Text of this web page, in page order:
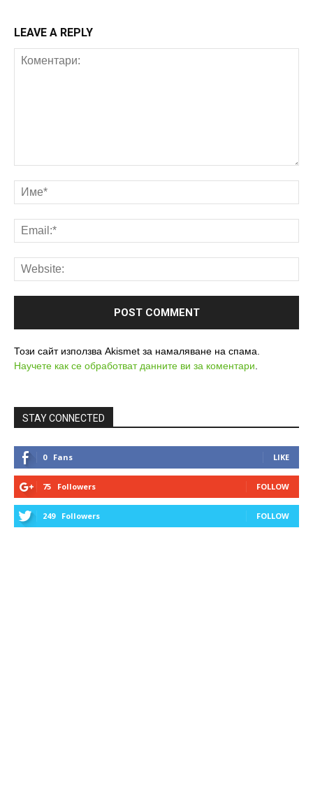
LEAVE A REPLY
Този сайт използва Akismet за намаляване на спама.
Научете как се обработват данните ви за коментари
STAY CONNECTED
0 Fans LIKE
75 Followers FOLLOW
249 Followers FOLLOW